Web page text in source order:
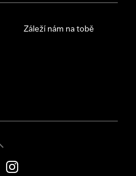
Záleží nám na tobě